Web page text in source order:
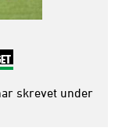
skrevet under